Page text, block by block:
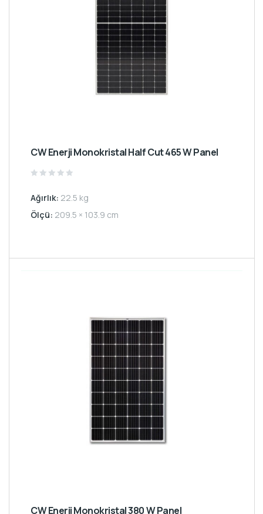
CW Enerji Monokristal Half Cut 465 W Panel
out
of
5
Ağırlık: 22.5 kg
Ölçü: 209.5 × 103.9 cm
CW Enerji Monokristal 380 W Panel